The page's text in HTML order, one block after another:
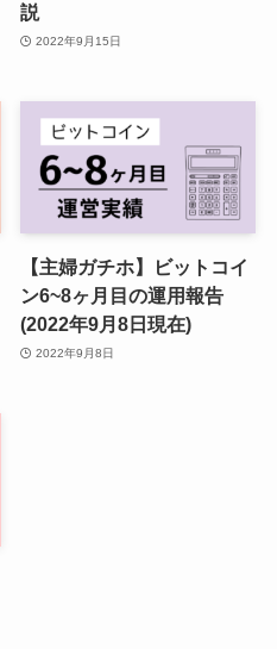
説
2022年9月15日
【主婦ガチホ】ビットコイ
ン6~8ヶ月目の運用報告
(2022年9月8日現在)
2022年9月8日